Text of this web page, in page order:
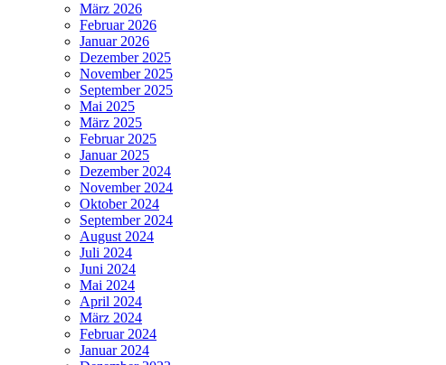
März 2026
Februar 2026
Januar 2026
Dezember 2025
November 2025
September 2025
Mai 2025
März 2025
Februar 2025
Januar 2025
Dezember 2024
November 2024
Oktober 2024
September 2024
August 2024
Juli 2024
Juni 2024
Mai 2024
April 2024
März 2024
Februar 2024
Januar 2024